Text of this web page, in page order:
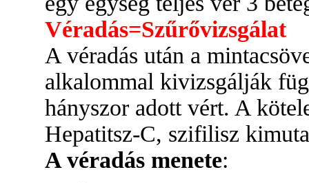
Véradás=Szűrővizsgálat
A véradás után a
alkalommal kivizsgálják
hányszor adott vért. A
Hepatitsz-C, szifilisz
A véradás menete: